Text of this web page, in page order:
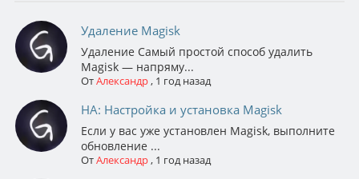
Удаление Magisk
Удаление Самый простой способ удалить
Magisk — напряму...
ОтАлександр, 1 год назад
НА: Настройка и установка Magisk
Если у вас уже установлен Magisk, выполните
обновление ...
ОтАлександр, 1 год назад